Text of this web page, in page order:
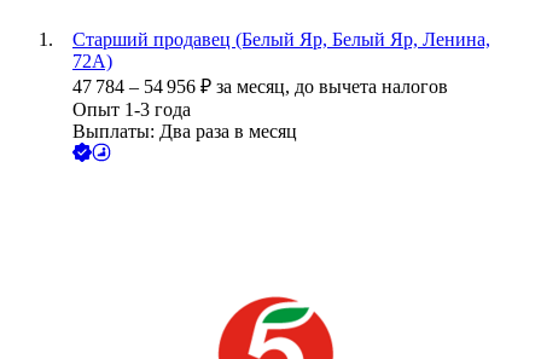
Старший продавец (Белый Яр, Белый Яр, Ленина,
72А)
47 784 – 54 956 ₽ за месяц, до вычета налогов
Опыт 1-3 года
Выплаты: Два раза в месяц